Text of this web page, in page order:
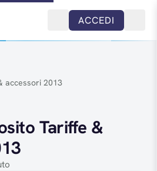
ACCEDI
accessori 2013
Tariffe &